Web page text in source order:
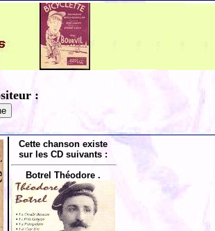
:
Cette chanson existe
sur les CD suivants :
Botrel Théodore .